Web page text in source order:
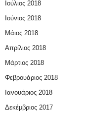
Ιούλιος 2018
Ιούνιος 2018
Μάιος 2018
Απρίλιος 2018
Μάρτιος 2018
Φεβρουάριος 2018
Ιανουάριος 2018
Δεκέμβριος 2017